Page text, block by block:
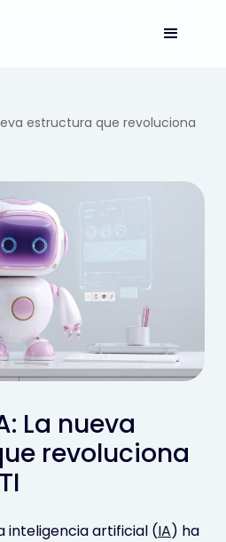
estructura que revoluciona
La nueva
revoluciona
inteligencia artificial (IA) ha